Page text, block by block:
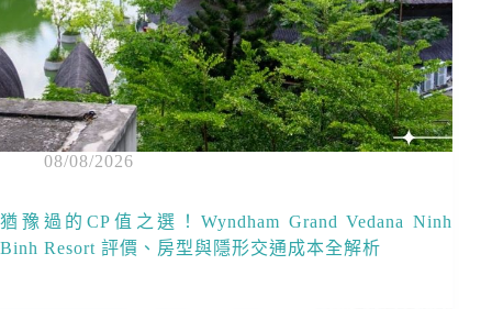
08/08/2026
猶豫過的CP值之選！Wyndham Grand Vedana Ninh
Binh Resort 評價、房型與隱形交通成本全解析